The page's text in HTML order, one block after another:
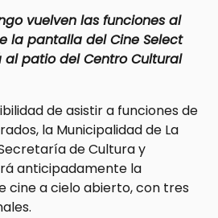
vuelven las funciones al
la pantalla del Cine Select
al patio del Centro Cultural
de asistir a funciones de
la Municipalidad de La
de Cultura y
anticipadamente la
cine a cielo abierto, con tres